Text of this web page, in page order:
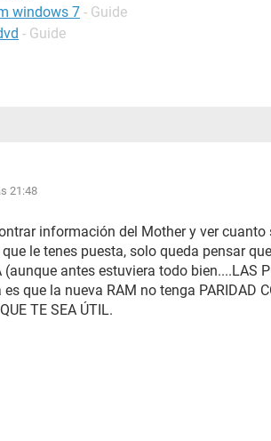
windows 7 - Guide
- Guide
21:48
información del Mother y ver cuanto
le tenes puesta, solo queda pensar
(aunque antes estuviera todo bien....LAS
que la nueva RAM no tenga PARIDAD
TE SEA ÚTIL.